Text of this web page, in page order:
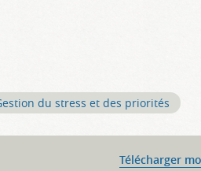
du stress et des priorités
Télécharger